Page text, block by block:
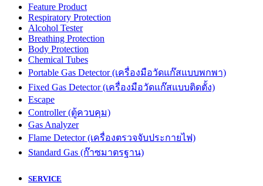
Feature Product
Respiratory Protection
Alcohol Tester
Breathing Protection
Body Protection
Chemical Tubes
Portable Gas Detector (เครื่องมือวัดแก๊สแบบพกพา)
Fixed Gas Detector (เครื่องมือวัดแก๊สแบบติดตั้ง)
Escape
Controller (ตู้ควบคุม)
Gas Analyzer
Flame Detector (เครื่องตรวจจับประกายไฟ)
Standard Gas (ก๊าซมาตรฐาน)
SERVICE